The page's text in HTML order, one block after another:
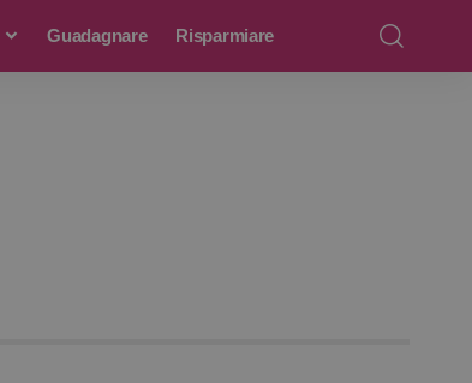
Guadagnare Risparmiare